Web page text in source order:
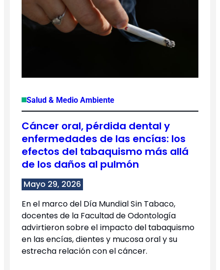
Salud & Medio Ambiente
Cáncer oral, pérdida dental y
enfermedades de las encías: los
efectos del tabaquismo más allá
de los daños al pulmón
Mayo 29, 2026
En el marco del Día Mundial Sin Tabaco,
docentes de la Facultad de Odontología
advirtieron sobre el impacto del tabaquismo
en las encías, dientes y mucosa oral y su
estrecha relación con el cáncer.